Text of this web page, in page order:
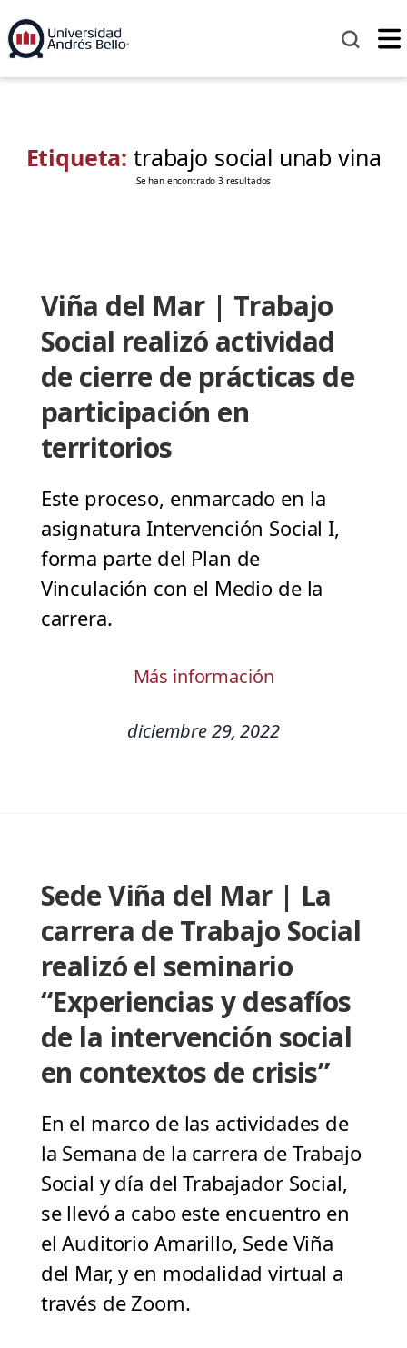
Etiqueta:trabajo social unab vina
Se han encontrado 3 resultados
Viña del Mar | Trabajo
Social realizó actividad
de cierre de prácticas de
participación en
territorios
Este proceso, enmarcado en la
asignatura Intervención Social I,
forma parte del Plan de
Vinculación con el Medio de la
carrera.
Más información
diciembre 29, 2022
Sede Viña del Mar | La
carrera de Trabajo Social
realizó el seminario
“Experiencias y desafíos
de la intervención social
en contextos de crisis”
En el marco de las actividades de
la Semana de la carrera de Trabajo
Social y día del Trabajador Social,
se llevó a cabo este encuentro en
el Auditorio Amarillo, Sede Viña
del Mar, y en modalidad virtual a
través de Zoom.